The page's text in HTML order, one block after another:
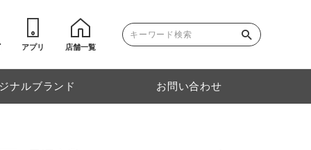
アプリ 店舗一覧
ナルブランド お問い合わせ